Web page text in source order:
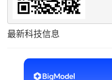
最新科技信息